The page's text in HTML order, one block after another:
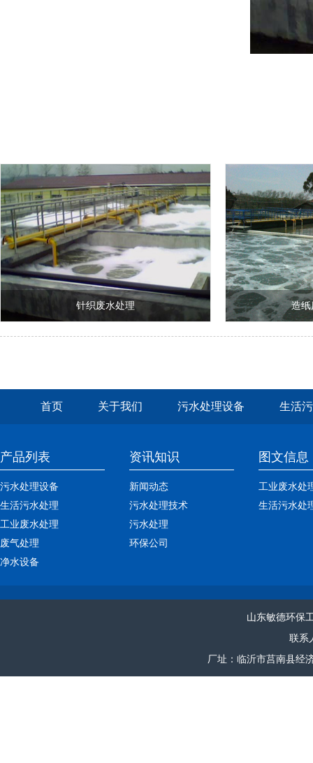
针织废水处理 造纸
首页 关于我们 污水处理设备 生活
产品列表
污水处理设备
生活污水处理
工业废水处理
废气处理
净水设备
资讯知识
新闻动态
污水处理技术
污水处理
环保公司
图文信息
工业废水处
生活污水处
山东敏德环保
联系
厂址：临沂市莒南县经